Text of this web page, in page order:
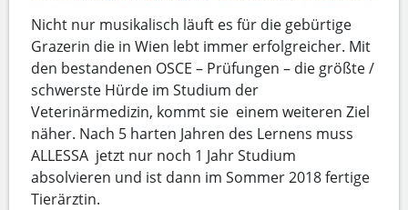
Nicht nur musikalisch läuft es für die gebürtige
Grazerin die in Wien lebt immer erfolgreicher. Mit
den bestandenen OSCE – Prüfungen – die größte /
schwerste Hürde im Studium der
Veterinärmedizin, kommt sie einem weiteren Ziel
näher. Nach 5 harten Jahren des Lernens muss
ALLESSA jetzt nur noch 1 Jahr Studium
absolvieren und ist dann im Sommer 2018 fertige
Tierärztin.